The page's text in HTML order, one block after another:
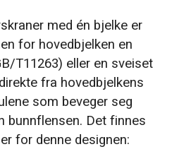
med én bjelke er
for hovedbjelken en
T11263) eller en sveiset
fra hovedbjelkens
som beveger seg
bunnflensen. Det finnes
for denne designen: